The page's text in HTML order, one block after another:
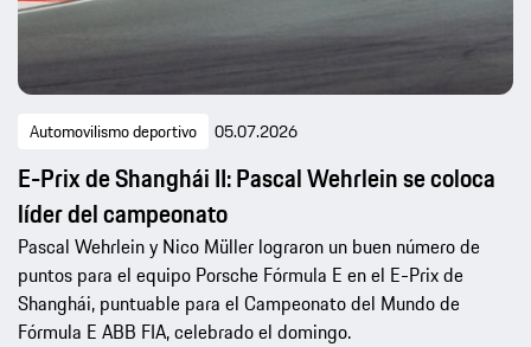
Automovilismo deportivo 05.07.2026
E-Prix de Shanghái II: Pascal Wehrlein se coloca
líder del campeonato
Pascal Wehrlein y Nico Müller lograron un buen número de
puntos para el equipo Porsche Fórmula E en el E-Prix de
Shanghái, puntuable para el Campeonato del Mundo de
Fórmula E ABB FIA, celebrado el domingo.